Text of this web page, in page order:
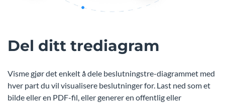
Del ditt trediagram
Visme gjør det enkelt å dele beslutningstre-diagrammet med
hver part du vil visualisere beslutninger for. Last ned som et
bilde eller en PDF-fil, eller generer en offentlig eller